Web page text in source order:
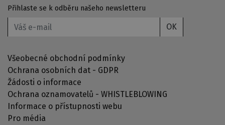
Přihlaste se k odběru našeho newsletteru
OK
Všeobecné obchodní podmínky
Ochrana osobních dat - GDPR
Žádosti o informace
Ochrana oznamovatelů - WHISTLEBLOWING
Informace o přístupnosti webu
Pro média